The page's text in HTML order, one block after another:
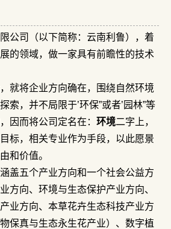
公司（以下简称：云南利鲁），着
的领域，做一家具有前瞻性的技术
就将企业方向确在，围绕自然环境
索，并不局限于’环保”或者’园林”等
因而将公司定名在： 环境二字上，
标，相关专业作为手段，以此愿景
和价值。
盖五个产业方向和一个社会公益方
方向、环境与生态保护产业方向、
业方向、本草花卉生态科技产业方
保真与生态永生花产业）、数字植